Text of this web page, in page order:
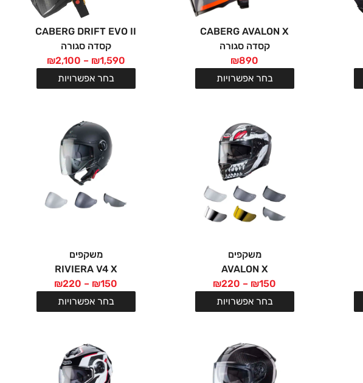
CABERG AVALON X
קסדה סגורה
₪890
בחר אפשרויות
CABERG DRIFT EVO II
קסדה סגורה
₪1,590
–
₪2,100
בחר אפשרויות
משקפים
AVALON X
₪150
–
₪220
בחר אפשרויות
משקפים
RIVIERA V4 X
₪150
–
₪220
בחר אפשרויות